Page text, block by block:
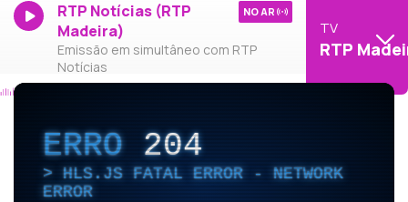
RTP Notícias (RTP
Madeira)
Emissão em simultâneo com RTP
Notícias
NO AR
TV
RTP
ERRO204
HLS.JS FATAL ERROR - NETWORK
ERROR